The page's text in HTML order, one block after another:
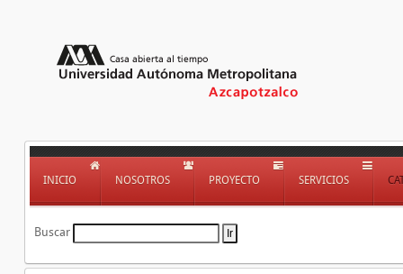
INICIO NOSOTROS PROYECTO SERVICIOS
Buscar